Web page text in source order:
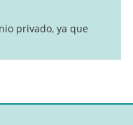
privado, ya que